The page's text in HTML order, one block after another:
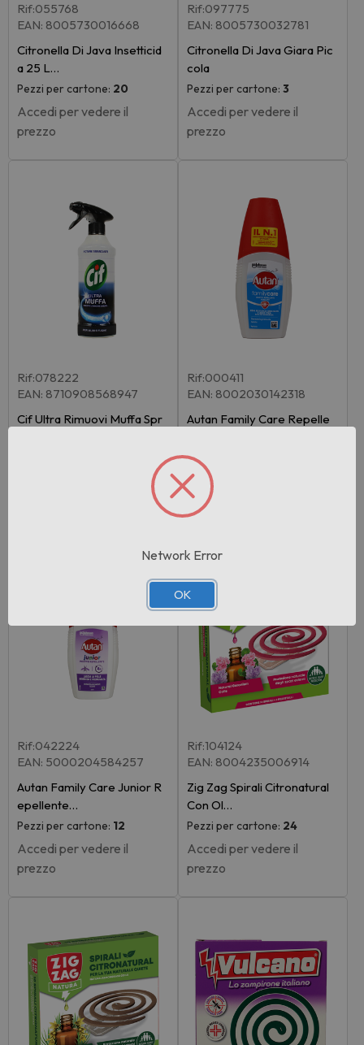
Rif:055768
EAN: 8005730016668
Citronella Di Java Insetticid
a 25 L…
Pezzi per cartone: 20
Accedi per vedere il
prezzo
Rif:097775
EAN: 8005730032781
Citronella Di Java Giara Pic
cola
Pezzi per cartone: 3
Accedi per vedere il
prezzo
Rif:078222
EAN: 8710908568947
Cif Ultra Rimuovi Muffa Spr
Rif:000411
EAN: 8002030142318
Autan Family Care Repelle
Pezzi per cartone:
Accedi per vedere il
prezzo
Rif:042224
EAN: 5000204584257
Autan Family Care Junior R
epellente…
Pezzi per cartone: 12
Accedi per vedere il
prezzo
Rif:104124
EAN: 8004235006914
Zig Zag Spirali Citronatural
Con Ol…
Pezzi per cartone: 24
Accedi per vedere il
prezzo
Network Error
OK